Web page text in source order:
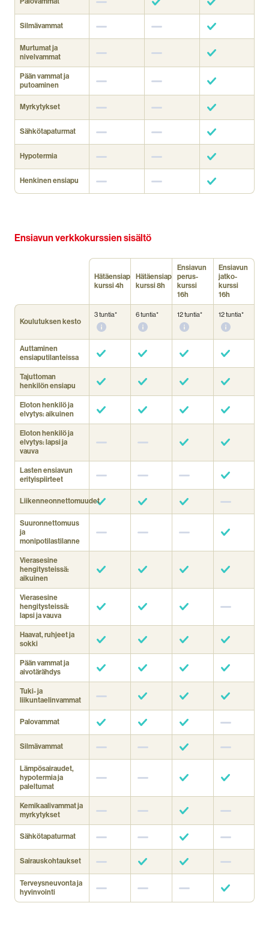
Silmävammat
Murtumat ja
nivelvammat
Pään vammat ja
putoaminen
Myrkytykset
Sähkötapaturmat
Hypotermia
Henkinen ensiapu
Ensiavun verkkokurssien sisältö
Hätäensiapu­
kurssi 4h
Hätäensiapu­
kurssi 8h
Ensiavun
perus­
kurssi
16h
Ensiavun
jatko­
kurssi
16h
Koulutuksen kesto
3 tuntia* 6 tuntia* 12 tuntia* 12 tuntia*
Auttaminen
ensiaputilanteissa
Tajuttoman
henkilön ensiapu
Eloton henkilö ja
elvytys: aikuinen
Eloton henkilö ja
elvytys: lapsi ja
vauva
Lasten ensiavun
erityispiirteet
Liikenneonnettomuudet
Suuronnettomuus
ja
monipotilastilanne
Vierasesine
hengitysteissä:
aikuinen
Vierasesine
hengitysteissä:
lapsi ja vauva
Haavat, ruhjeet ja
sokki
Pään vammat ja
aivotärähdys
Tuki- ja
liikuntaelinvammat
Palovammat
Silmävammat
Lämpösairaudet,
hypotermia ja
paleltumat
Kemikaalivammat ja
myrkytykset
Sähkötapaturmat
Sairauskohtaukset
Terveysneuvonta ja
hyvinvointi